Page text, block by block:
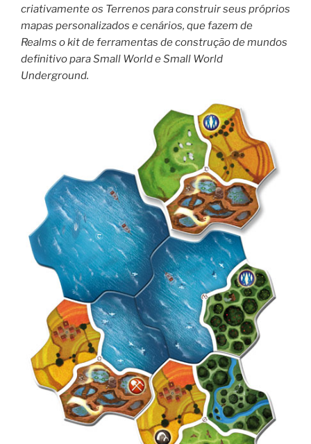
criativamente os Terrenos para construir seus próprios
mapas personalizados e cenários, que fazem de
Realms o kit de ferramentas de construção de mundos
definitivo para Small World e Small World
Underground.